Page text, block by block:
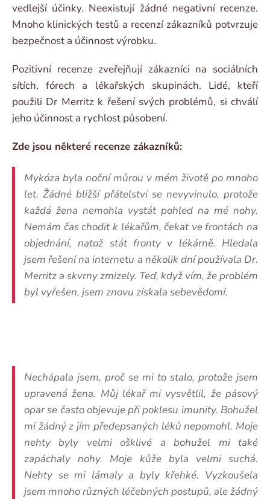
vedlejší účinky. Neexistují žádné negativní recenze.
Mnoho klinických testů a recenzí zákazníků potvrzuje
bezpečnost a účinnost výrobku.
Pozitivní recenze zveřejňují zákazníci na sociálních
sítích, fórech a lékařských skupinách. Lidé, kteří
použili Dr Merritz k řešení svých problémů, si chválí
jeho účinnost a rychlost působení.
Zde jsou některé recenze zákazníků:
Mykóza byla noční můrou v mém životě po mnoho
let. Žádné bližší přátelství se nevyvinulo, protože
každá žena nemohla vystát pohled na mé nohy.
Nemám čas chodit k lékařům, čekat ve frontách na
objednání, natož stát fronty v lékárně. Hledala
jsem řešení na internetu a několik dní používala Dr.
Merritz a skvrny zmizely. Teď, když vím, že problém
byl vyřešen, jsem znovu získala sebevědomí.
Nechápala jsem, proč se mi to stalo, protože jsem
upravená žena. Můj lékař mi vysvětlil, že pásový
opar se často objevuje při poklesu imunity. Bohužel
mi žádný z jím předepsaných léků nepomohl. Moje
nehty byly velmi ošklivé a bohužel mi také
zapáchaly nohy. Moje kůže byla velmi suchá.
Nehty se mi lámaly a byly křehké. Vyzkoušela
jsem mnoho různých léčebných postupů, ale žádný